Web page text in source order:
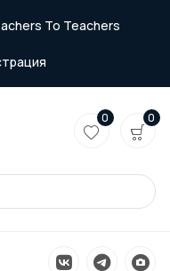
To Teachers
0 0